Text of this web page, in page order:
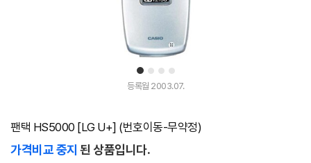
1 2 3 4
등록월 2003.07.
팬택 HS5000 [LG U+] (번호이동-무약정)
가격비교 중지 된 상품입니다.